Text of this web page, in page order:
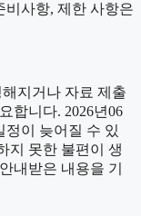
비사항, 제한 사항은
지거나 자료 제출
합니다. 2026년06
정이 늦어질 수 있
지 못한 불편이 생
내받은 내용을 기